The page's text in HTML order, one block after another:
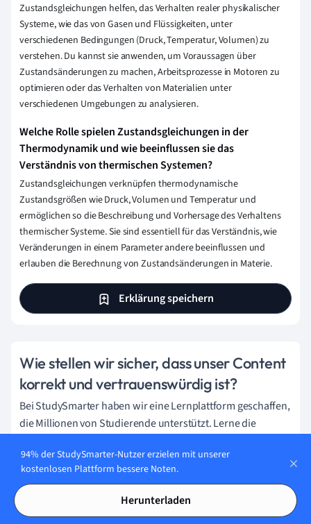
Zustandsgleichungen helfen, das Verhalten realer physikalischer
Systeme, wie das von Gasen und Flüssigkeiten, unter
verschiedenen Bedingungen (Druck, Temperatur, Volumen) zu
verstehen. Du kannst sie anwenden, um Voraussagen über
Zustandsänderungen zu machen, Arbeitsprozesse in Motoren zu
optimieren oder das Verhalten von Materialien unter
verschiedenen Umgebungen zu analysieren.
Welche Rolle spielen Zustandsgleichungen in der
Thermodynamik und wie beeinflussen sie das
Verständnis von thermischen Systemen?
Zustandsgleichungen verknüpfen thermodynamische
Zustandsgrößen wie Druck, Volumen und Temperatur und
ermöglichen so die Beschreibung und Vorhersage des Verhaltens
thermischer Systeme. Sie sind essentiell für das Verständnis, wie
Veränderungen in einem Parameter andere beeinflussen und
erlauben die Berechnung von Zustandsänderungen in Materie.
Erklärung speichern
Wie stellen wir sicher, dass unser Content
korrekt und vertrauenswürdig ist?
Bei StudySmarter haben wir eine Lernplattform geschaffen,
die Millionen von Studierende unterstützt. Lerne die
basierten Content zu liefern und sicherzustellen, dass er
überprüft wird.
Content-Erstellungsprozess:
94% der StudySmarter-Nutzer erzielen mit unserer
kostenlosen Plattform bessere Noten.
Herunterladen